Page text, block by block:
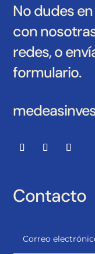
No dudes
con
redes, o
formulario.
Contacto